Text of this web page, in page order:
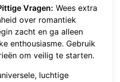
Vragen: Wees extra
over romantiek
zacht en ga alleen
enthousiasme. Gebruik
om veilig te starten.
luchtige